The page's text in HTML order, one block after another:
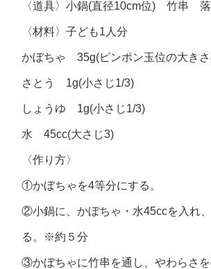
〈道具〉小鍋(直径10cm位) 竹串
〈材料〉子ども1人分
かぼちゃ 35g(ピンポン玉位の大き
さとう 1g(小さじ1/3)
しょうゆ 1g(小さじ1/3)
水 45cc(大さじ3)
〈作り方〉
①かぼちゃを4等分にする。
②小鍋に、かぼちゃ・水45ccを入れ
る。※約５分
③かぼちゃに竹串を通し、やわらさ